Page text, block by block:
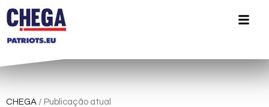
CHEGA / Publicação atual